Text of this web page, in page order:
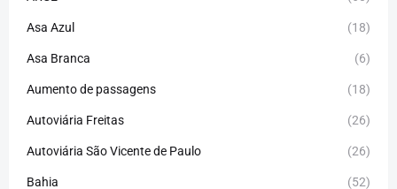
Asa Azul (18)
Asa Branca (6)
Aumento de passagens (18)
Autoviária Freitas (26)
Autoviária São Vicente de Paulo (26)
Bahia (52)